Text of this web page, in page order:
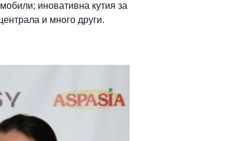
иновативна кутия за
и много други.